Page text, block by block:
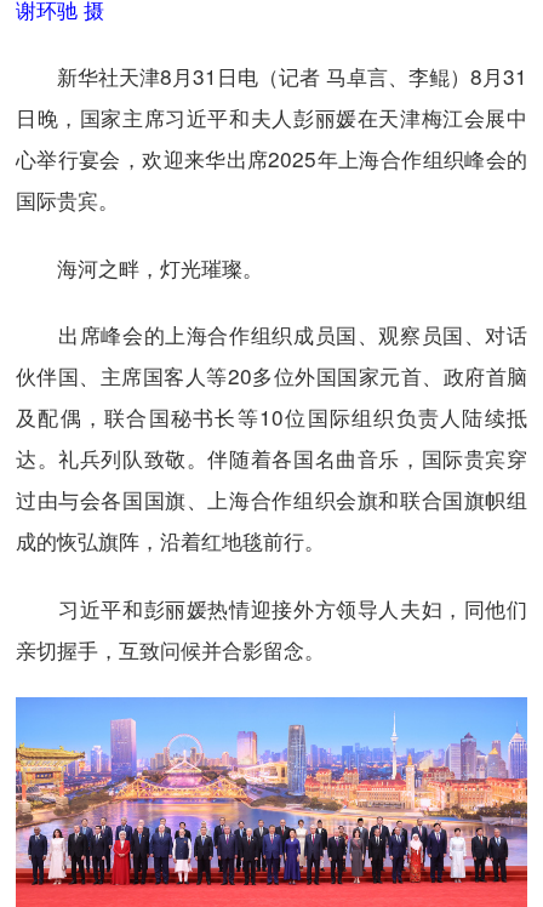
谢环驰 摄
新华社天津8月31日电（记者 马卓言、李鲲）8月31
日晚，国家主席习近平和夫人彭丽媛在天津梅江会展中
心举行宴会，欢迎来华出席2025年上海合作组织峰会的
国际贵宾。
海河之畔，灯光璀璨。
出席峰会的上海合作组织成员国、观察员国、对话
伙伴国、主席国客人等20多位外国国家元首、政府首脑
及配偶，联合国秘书长等10位国际组织负责人陆续抵
达。礼兵列队致敬。伴随着各国名曲音乐，国际贵宾穿
过由与会各国国旗、上海合作组织会旗和联合国旗帜组
成的恢弘旗阵，沿着红地毯前行。
习近平和彭丽媛热情迎接外方领导人夫妇，同他们
亲切握手，互致问候并合影留念。